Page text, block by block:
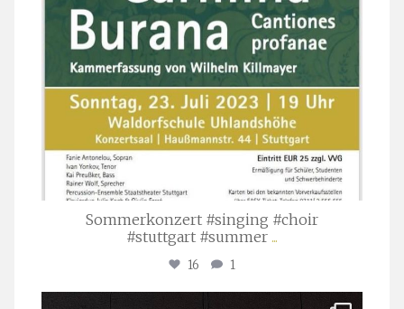
Sommerkonzert #singing #choir
#stuttgart #summer ...
16 1